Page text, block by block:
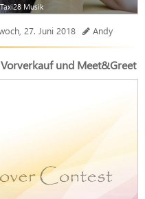
Musik
27. Juni 2018 Andy
und Meet&Greet